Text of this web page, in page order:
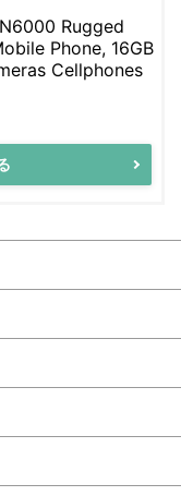
Rugged
Phone, 16GB
Cellphones